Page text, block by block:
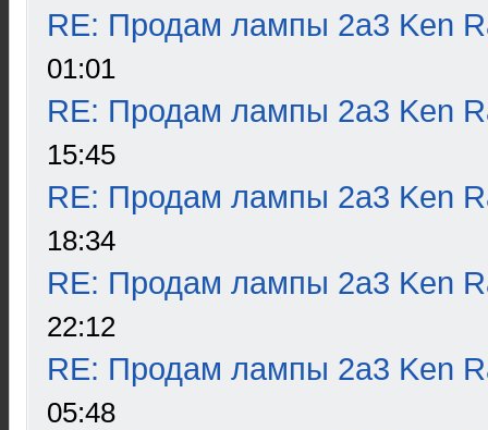
RE: Продам лампы 2а3 Ken
01:01
RE: Продам лампы 2а3 Ken
15:45
RE: Продам лампы 2а3 Ken
18:34
RE: Продам лампы 2а3 Ken
22:12
RE: Продам лампы 2а3 Ken
05:48